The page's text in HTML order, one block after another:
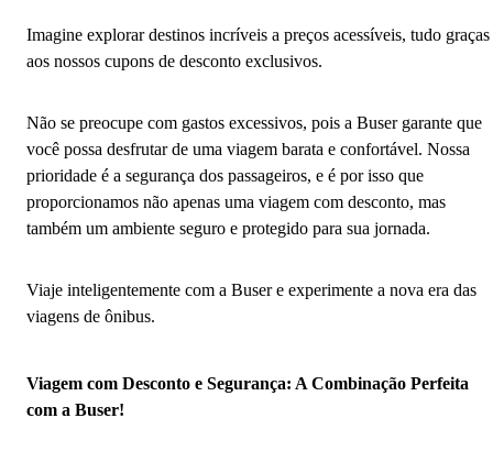
Imagine explorar destinos incríveis a preços acessíveis, tudo graças
aos nossos cupons de desconto exclusivos.
Não se preocupe com gastos excessivos, pois a Buser garante que
você possa desfrutar de uma viagem barata e confortável. Nossa
prioridade é a segurança dos passageiros, e é por isso que
proporcionamos não apenas uma viagem com desconto, mas
também um ambiente seguro e protegido para sua jornada.
Viaje inteligentemente com a Buser e experimente a nova era das
viagens de ônibus.
Viagem com Desconto e Segurança: A Combinação Perfeita
com a Buser!